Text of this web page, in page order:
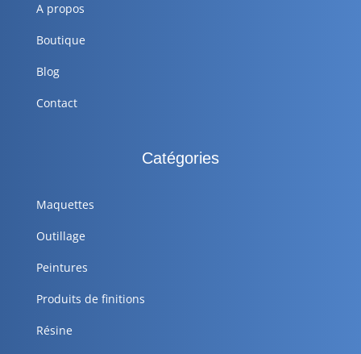
A propos
Boutique
Blog
Contact
Catégories
Maquettes
Outillage
Peintures
Produits de finitions
Résine